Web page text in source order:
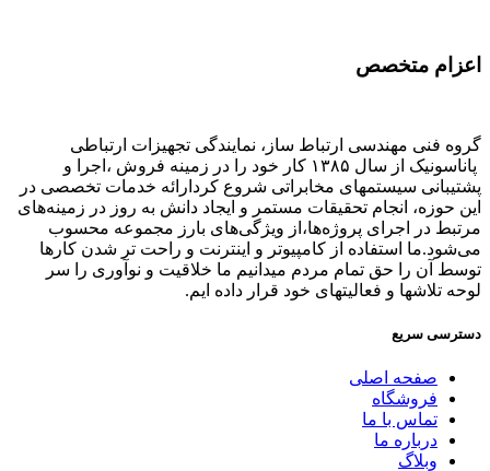
اعزام متخصص
گروه فنی مهندسی ارتباط ساز، نمایندگی تجهیزات ارتباطی
پاناسونیک از سال ۱۳۸۵ کار خود را در زمینه فروش ،اجرا و
پشتیبانی سیستمهای مخابراتی شروع کردارائه خدمات تخصصی در
این حوزه، انجام تحقیقات مستمر و ایجاد دانش به‌ روز در زمینه‌های
مرتبط در اجرای پروژه‌ها،از ویژگی‌های بارز مجموعه محسوب
می‌شود.ما استفاده از کامپیوتر و اینترنت و راحت تر شدن کارها
توسط آن را حق تمام مردم میدانیم ما خلاقیت و نوآوری را سر
لوحه تلاشها و فعالیتهای خود قرار داده ایم.
دسترسی سریع
صفحه اصلی
فروشگاه
تماس با ما
درباره ما
وبلاگ